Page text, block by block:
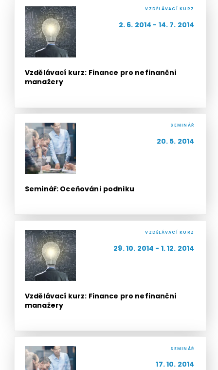
VZDĚLÁVACÍ KURZ
2. 6. 2014 - 14. 7. 2014
Vzdělávací kurz: Finance pro nefinanční
manažery
SEMINÁŘ
20. 5. 2014
Seminář: Oceňování podniku
VZDĚLÁVACÍ KURZ
29. 10. 2014 - 1. 12. 2014
Vzdělávací kurz: Finance pro nefinanční
manažery
SEMINÁŘ
17. 10. 2014